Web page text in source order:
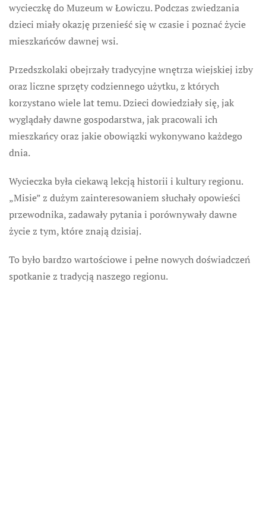
wycieczkę do Muzeum w Łowiczu. Podczas zwiedzania
dzieci miały okazję przenieść się w czasie i poznać życie
mieszkańców dawnej wsi.
Przedszkolaki obejrzały tradycyjne wnętrza wiejskiej izby
oraz liczne sprzęty codziennego użytku, z których
korzystano wiele lat temu. Dzieci dowiedziały się, jak
wyglądały dawne gospodarstwa, jak pracowali ich
mieszkańcy oraz jakie obowiązki wykonywano każdego
dnia.
Wycieczka była ciekawą lekcją historii i kultury regionu.
„Misie” z dużym zainteresowaniem słuchały opowieści
przewodnika, zadawały pytania i porównywały dawne
życie z tym, które znają dzisiaj.
To było bardzo wartościowe i pełne nowych doświadczeń
spotkanie z tradycją naszego regionu.